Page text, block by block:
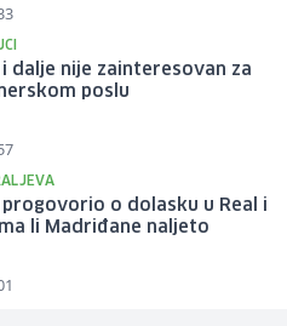
dalje nije zainteresovan za
poslu
o dolasku u Real i
li Madriđane naljeto